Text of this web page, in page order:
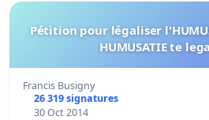
Pétition pour légaliser l'HUMUSATION / Petitie om
HUMUSATIE te
Francis Busigny
26 319 signatures
30 Oct 2014